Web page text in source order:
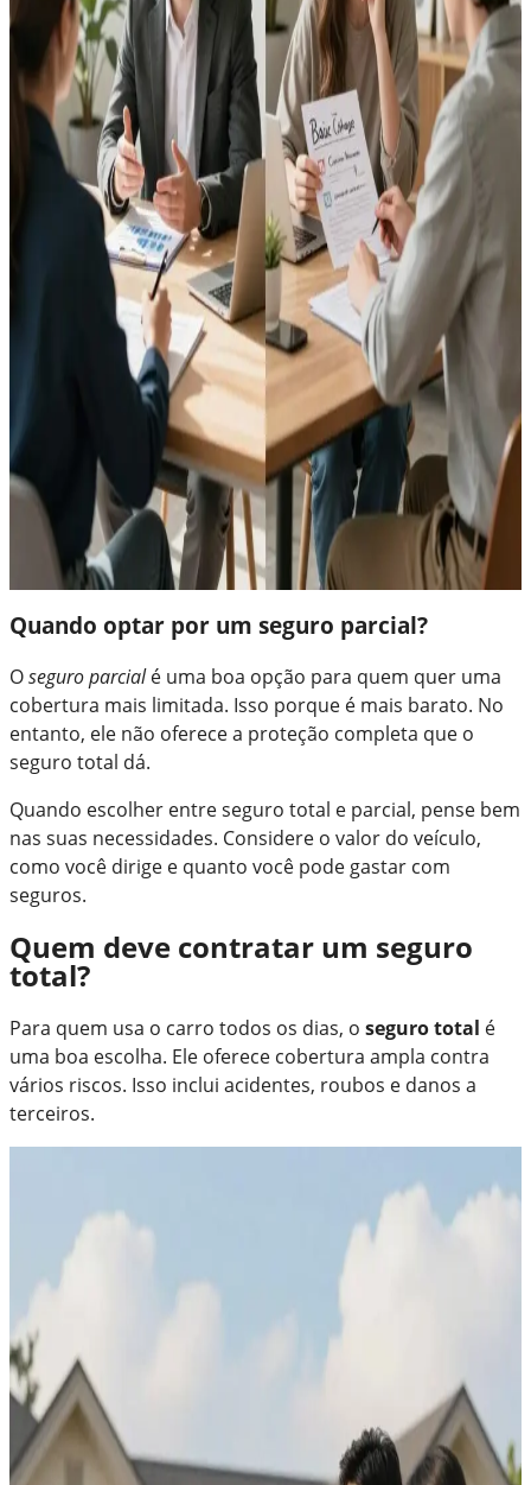
Quando optar por um seguro parcial?
Oseguro parcialé uma boa opção para quem quer uma
cobertura mais limitada. Isso porque é mais barato. No
entanto, ele não oferece a proteção completa que o
seguro total dá.
Quando escolher entre seguro total e parcial, pense bem
nas suas necessidades. Considere o valor do veículo,
como você dirige e quanto você pode gastar com
seguros.
Quem deve contratar um seguro
total?
Para quem usa o carro todos os dias, o seguro total é
uma boa escolha. Ele oferece cobertura ampla contra
vários riscos. Isso inclui acidentes, roubos e danos a
terceiros.